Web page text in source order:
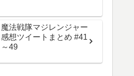
魔法戦隊マジレンジャー
感想ツイートまとめ #41
～49